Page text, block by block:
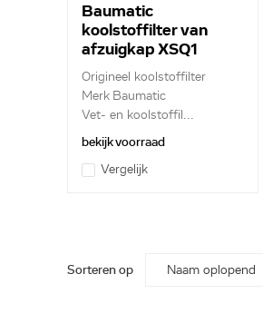
Baumatic
koolstoffilter van
afzuigkap XSQ1
07031595
Origineel koolstoffilter
Merk Baumatic
Vet- en koolstoffil...
bekijk voorraad
Vergelijk
Sorteren op